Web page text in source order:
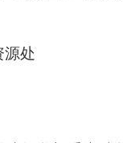
源处